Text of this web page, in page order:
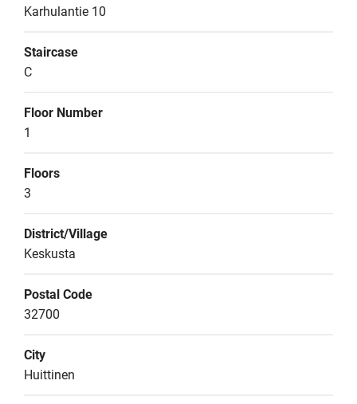
Karhulantie 10
Staircase
C
Floor Number
1
Floors
3
District/Village
Keskusta
Postal Code
32700
City
Huittinen